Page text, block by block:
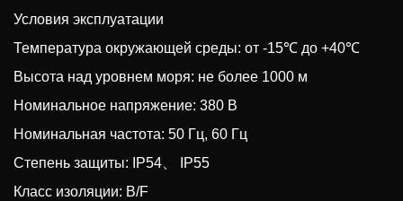
Условия эксплуатации
Температура окружающей среды: от -15℃ до +40℃
Высота над уровнем моря: не более 1000 м
Номинальное напряжение: 380 В
Номинальная частота: 50 Гц, 60 Гц
Степень защиты: IP54、 IP55
Класс изоляции: B/F